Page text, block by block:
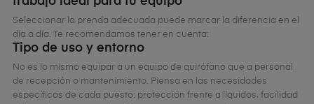
Seleccionar la prenda adecuada puede marcar la diferencia en el
día a día. Te recomendamos tener en cuenta:
Tipo de uso y entorno
No es lo mismo equipar a un equipo de quirófano que a personal
de recepción o mantenimiento. Piensa en las necesidades
específicas de cada puesto: protección frente a líquidos, facilidad